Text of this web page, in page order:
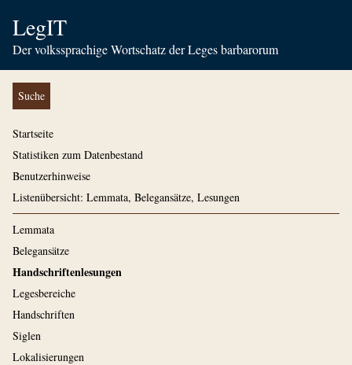
LegIT
Der volkssprachige Wortschatz der Leges barbarorum
Suche
Startseite
Statistiken zum Datenbestand
Benutzerhinweise
Listenübersicht: Lemmata, Belegansätze, Lesungen
Lemmata
Belegansätze
Handschriftenlesungen
Legesbereiche
Handschriften
Siglen
Lokalisierungen